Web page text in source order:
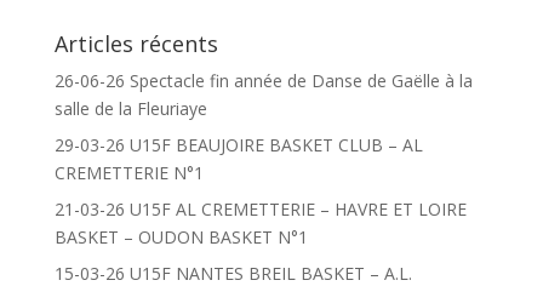
Articles récents
26-06-26 Spectacle fin année de Danse de Gaëlle à la
salle de la Fleuriaye
29-03-26 U15F BEAUJOIRE BASKET CLUB – AL
CREMETTERIE N°1
21-03-26 U15F AL CREMETTERIE – HAVRE ET LOIRE
BASKET – OUDON BASKET N°1
15-03-26 U15F NANTES BREIL BASKET – A.L.